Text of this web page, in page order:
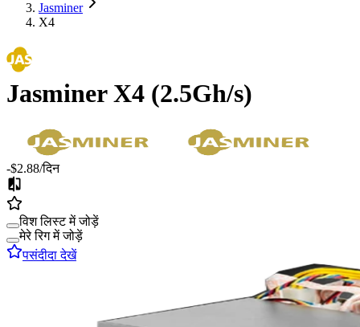
Jasminer
X4
Jasminer X4 (2.5Gh/s)
-$2.88/दिन
विश लिस्ट में जोड़ें
मेरे रिग में जोड़ें
पसंदीदा देखें